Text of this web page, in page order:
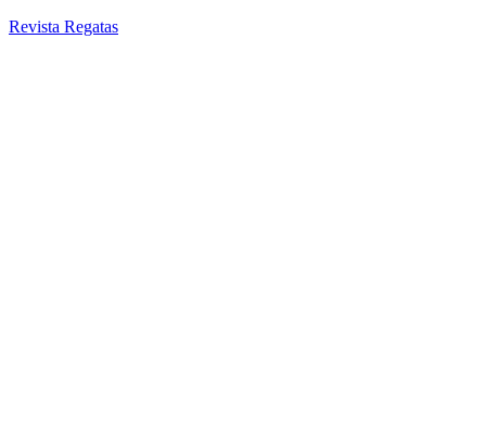
Revista Regatas